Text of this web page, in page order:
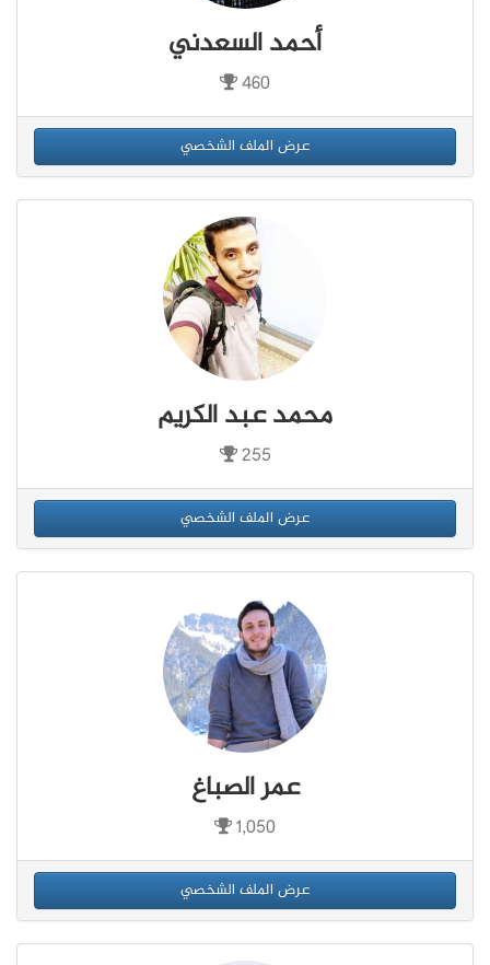
أحمد السعدني
460
عرض الملف الشخصي
محمد عبد الكريم
255
عرض الملف الشخصي
عمر الصباغ
1,050
عرض الملف الشخصي